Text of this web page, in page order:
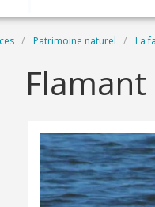
Patrimoine naturel La
Flamant